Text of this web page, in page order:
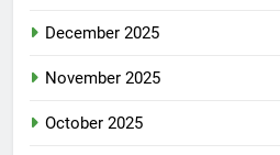
December 2025
November 2025
October 2025